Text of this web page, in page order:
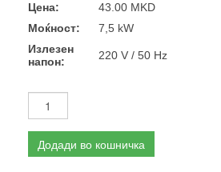
Цена:
43.00 MKD
Моќност:
7,5 kW
Излезен
напон:
220 V / 50 Hz
Додади во кошничка